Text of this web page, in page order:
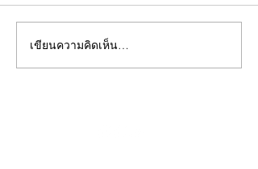
คอลัมน์"จับชีพจรวงการ
พระ"ประจำพุธที่ 29
เขียนความคิดเห็น…